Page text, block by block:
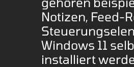
Notizen, Feed-
Windows 11
installiert